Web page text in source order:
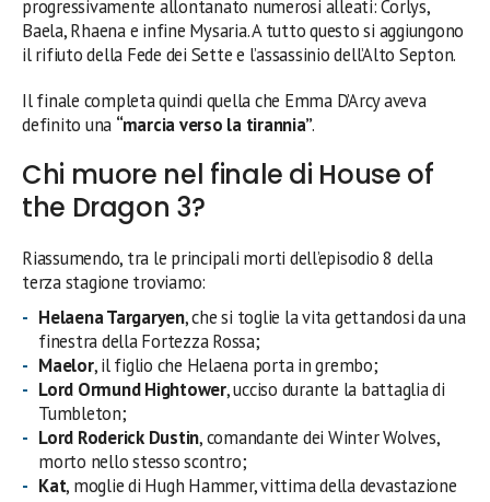
progressivamente allontanato numerosi alleati: Corlys,
Baela, Rhaena e infine Mysaria. A tutto questo si aggiungono
il rifiuto della Fede dei Sette e l’assassinio dell’Alto Septon.
Il finale completa quindi quella che Emma D’Arcy aveva
definito una “marcia verso la tirannia”.
Chi muore nel finale di House of
the Dragon 3?
Riassumendo, tra le principali morti dell’episodio 8 della
terza stagione troviamo:
Helaena Targaryen, che si toglie la vita gettandosi da una
finestra della Fortezza Rossa;
Maelor, il figlio che Helaena porta in grembo;
Lord Ormund Hightower, ucciso durante la battaglia di
Tumbleton;
Lord Roderick Dustin, comandante dei Winter Wolves,
morto nello stesso scontro;
Kat, moglie di Hugh Hammer, vittima della devastazione